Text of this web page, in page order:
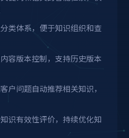
类体系，便于知识组织和查
容版本控制，支持历史版本
户问题自动推荐相关知识，
识有效性评价，持续优化知